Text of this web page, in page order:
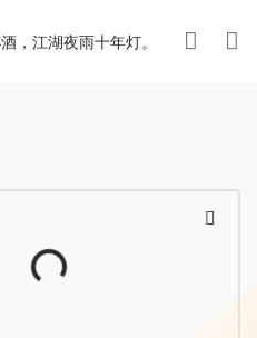
，江湖夜雨十年灯。
Loading...